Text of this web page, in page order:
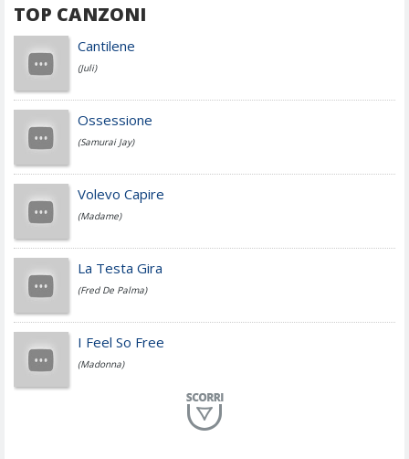
Achille Lauro
Cesare Cremonini
Jovanotti
Fedez
Simone Cristicchi
TOP CANZONI
Cantilene
(Juli)
Ossessione
(Samurai Jay)
Volevo Capire
(Madame)
La Testa Gira
(Fred De Palma)
I Feel So Free
(Madonna)